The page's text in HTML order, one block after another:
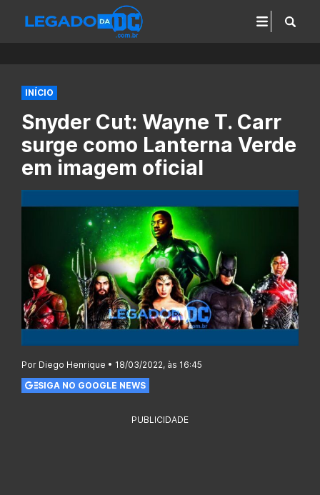
INÍCIO
Snyder Cut: Wayne T. Carr
surge como Lanterna Verde
em imagem oficial
Por Diego Henrique • 18/03/2022, às 16:45
SIGA NO GOOGLE NEWS
PUBLICIDADE